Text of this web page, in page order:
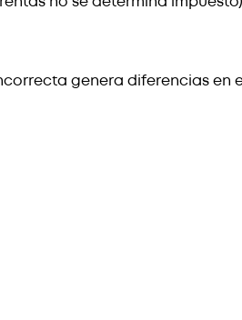
genera diferencias en